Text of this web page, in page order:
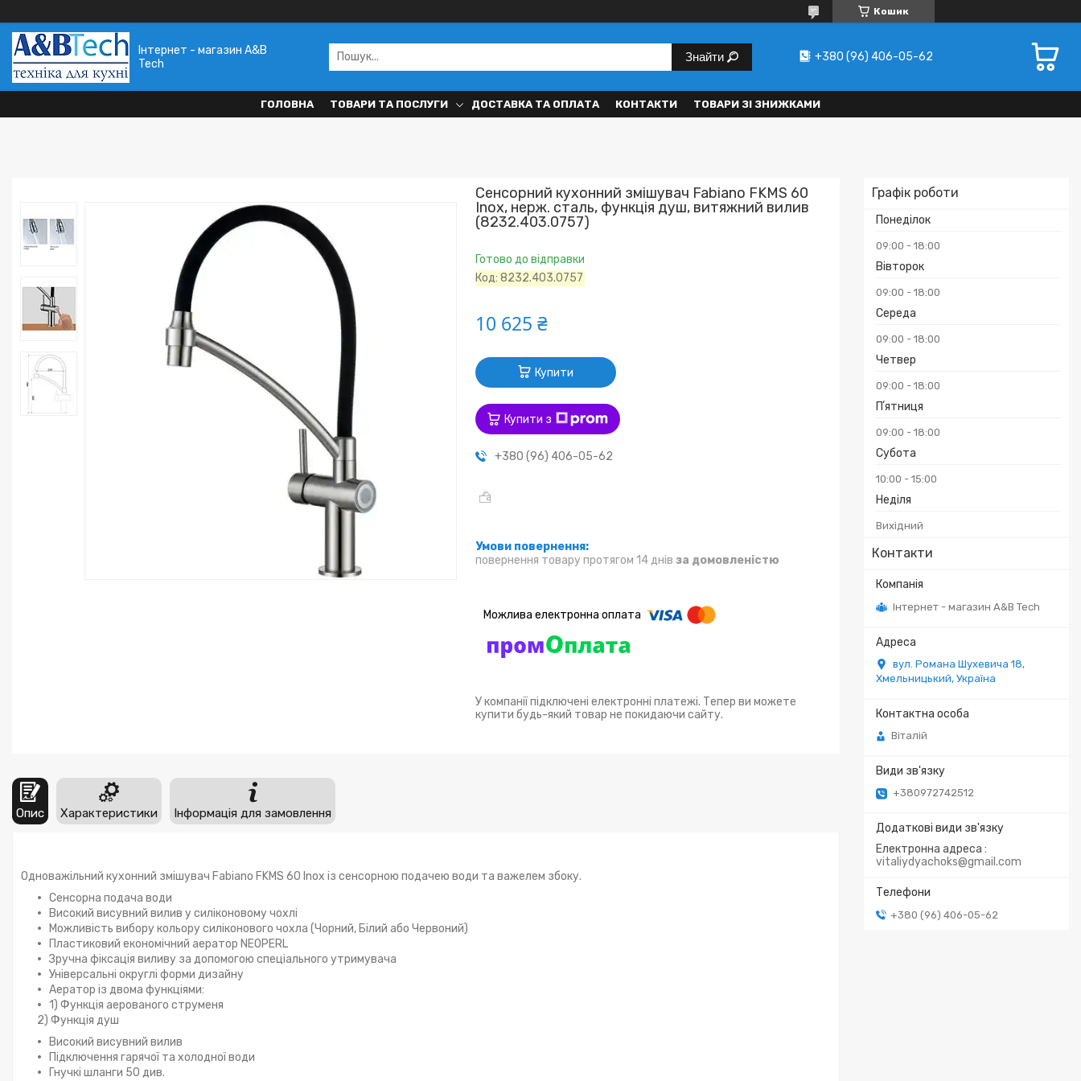
Кошик
Інтернет - магазин A&B
Tech
Знайти +380 (96) 406-05-62
ГОЛОВНА ТОВАРИ ТА ПОСЛУГИ ДОСТАВКА ТА ОПЛАТА КОНТАКТИ ТОВАРИ ЗІ ЗНИЖКАМИ
Графік роботи
Понеділок
09:00 18:00
Вівторок
09:00 18:00
Середа
09:00 18:00
Четвер
09:00 18:00
Пʼятниця
09:00 18:00
Субота
10:00 15:00
Неділя
Вихідний
Контакти
Інтернет - магазин A&B Tech
вул. Романа Шухевича 18,
Хмельницький, Україна
Віталій
+380972742512
Електронна адреса
vitaliydyachoks@gmail.com
+380 (96) 406-05-62
Сенсорний кухонний змішувач Fabiano FKMS 60
Inox, нерж. сталь, функція душ, витяжний вилив
(8232.403.0757)
Готово до відправки
Код:8232.403.0757
10 625 ₴
Купити
Купити з
+380 (96) 406-05-62
повернення товару протягом 14 днів за домовленістю
У компанії підключені електронні платежі. Тепер ви можете
купити будь-який товар не покидаючи сайту.
Опис Характеристики Інформація для замовлення
Одноважільний кухонний змішувач Fabiano FKMS 60 Inox із сенсорною подачею води та важелем збоку.
Сенсорна подача води
Високий висувний вилив у силіконовому чохлі
Можливість вибору кольору силіконового чохла (Чорний, Білий або Червоний)
Пластиковий економічний аератор NEOPERL
Зручна фіксація виливу за допомогою спеціального утримувача
Універсальні округлі форми дизайну
Аератор із двома функціями:
1) Функція аерованого струменя
2) Функція душ
Високий висувний вилив
Підключення гарячої та холодної води
Гнучкі шланги 50 див.